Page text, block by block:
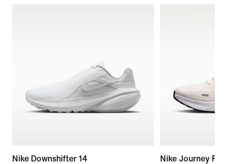
Nike Downshifter 14
Nike Journey Run